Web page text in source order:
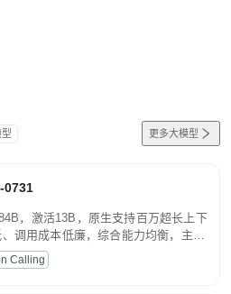
更多大模型
0731
，激活13B，原生支持百万超长上下
调用成本低廉，综合能力均衡，主打
对话、内容创作、基础 RAG、批量
Calling